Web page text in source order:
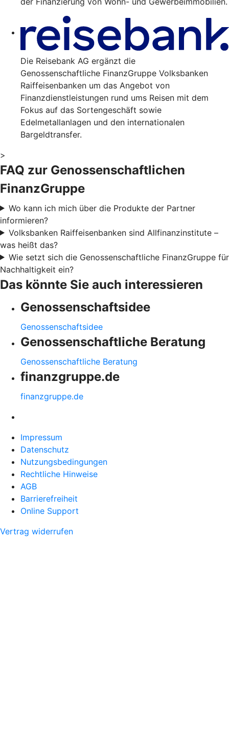
Die Reisebank AG ergänzt die
Genossenschaftliche FinanzGruppe Volksbanken
Raiffeisenbanken um das Angebot von
Finanzdienstleistungen rund ums Reisen mit dem
Fokus auf das Sortengeschäft sowie
Edelmetallanlagen und den internationalen
Bargeldtransfer.
>
FAQ zur Genossenschaftlichen
FinanzGruppe
Wo kann ich mich über die Produkte der Partner
informieren?
Volksbanken Raiffeisenbanken sind Allfinanzinstitute –
was heißt das?
Wie setzt sich die Genossenschaftliche FinanzGruppe für
Nachhaltigkeit ein?
Das könnte Sie auch interessieren
Genossenschaftsidee
Genossenschaftsidee
Genossenschaftliche Beratung
Genossenschaftliche Beratung
finanzgruppe.de
finanzgruppe.de
Impressum
Datenschutz
Nutzungsbedingungen
Rechtliche Hinweise
AGB
Barrierefreiheit
Online Support
Vertrag widerrufen